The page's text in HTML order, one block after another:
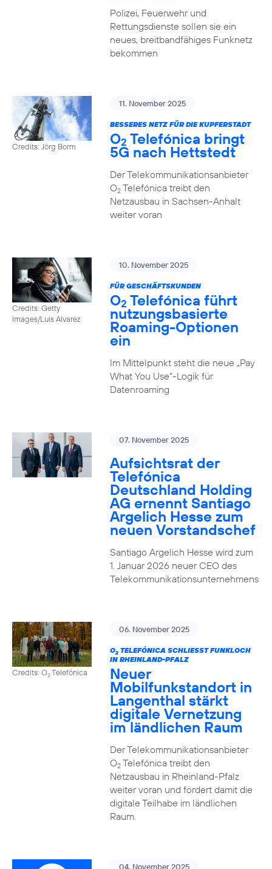
Polizei, Feuerwehr und
Rettungsdienste sollen sie ein
neues, breitbandfähiges Funknetz
bekommen
Credits: Jörg Borm
11. November 2025
BESSERES NETZ FÜR DIE KUPFERSTADT
O2 Telefónica bringt
5G nach Hettstedt
Der Telekommunikationsanbieter
O2Telefónica treibt den
Netzausbau in Sachsen-Anhalt
weiter voran
Credits: Getty
Images/Luis Alvarez
10. November 2025
FÜR GESCHÄFTSKUNDEN
O2 Telefónica führt
nutzungs­basierte
Roaming-Optionen
ein
Im Mittelpunkt steht die neue „Pay
What You Use“-Logik für
Datenroaming
07. November 2025
Aufsichtsrat der
Telefónica
Deutschland Holding
AG ernennt Santiago
Argelich Hesse zum
neuen Vorstandschef
Santiago Argelich Hesse wird zum
1. Januar 2026 neuer CEO des
Telekommunikationsunternehmens
Credits: O2Telefónica
06. November 2025
O2TELEFÓNICA SCHLIESST FUNKLOCH I
N RHEINLAND-PFALZ
Neuer
Mobilfunkstandort in
Langenthal stärkt
digitale Vernetzung
im ländlichen Raum
Der Telekommunikationsanbieter
O2Telefónica treibt den
Netzausbau in Rheinland-Pfalz
weiter voran und fördert damit die
digitale Teilhabe im ländlichen
Raum.
04. November 2025